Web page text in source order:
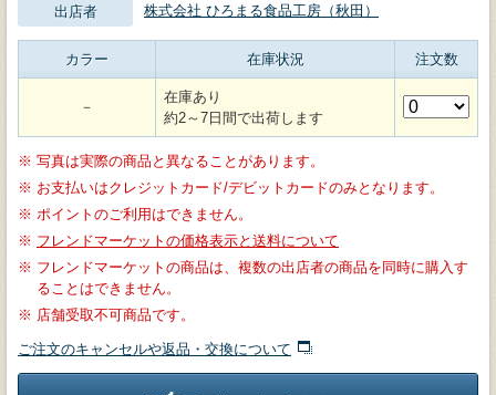
出店者 株式会社 ひろまる食品工房（秋田）
カラー 在庫状況 注文数
－
在庫あり
約2～7日間で出荷します
※ 写真は実際の商品と異なることがあります。
※ お支払いはクレジットカード/デビットカードのみとなります。
※ ポイントのご利用はできません。
※ フレンドマーケットの価格表示と送料について
※ フレンドマーケットの商品は、複数の出店者の商品を同時に購入す
ることはできません。
※ 店舗受取不可商品です。
ご注文のキャンセルや返品・交換について